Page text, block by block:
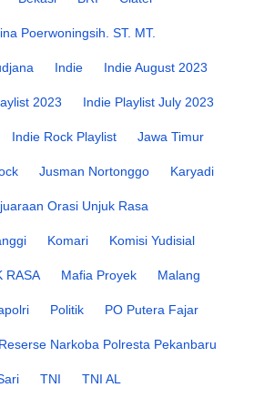
Poerwoningsih. ST. MT.
Indie Indie August 2023
2023 Indie Playlist July 2023
Indie Rock Playlist Jawa Timur
Jusman Nortonggo Karyadi
Orasi Unjuk Rasa
Komari Komisi Yudisial
RASA Mafia Proyek Malang
Politik PO Putera Fajar
Narkoba Polresta Pekanbaru
TNI TNI AL